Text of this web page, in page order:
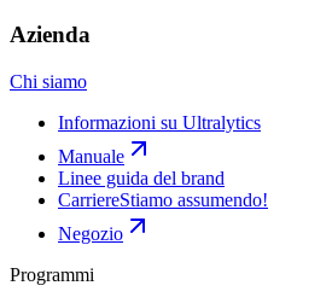
Azienda
Chi siamo
Informazioni su Ultralytics
Manuale
Linee guida del brand
CarriereStiamo assumendo!
Negozio
Programmi